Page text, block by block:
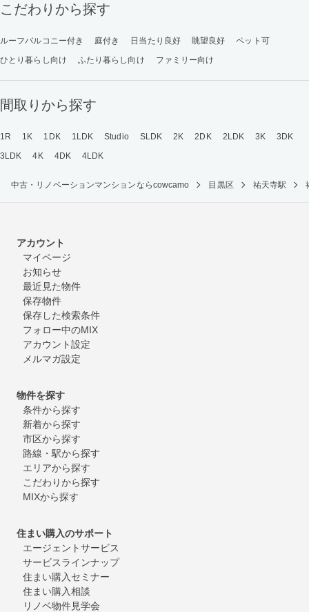
こだわりから探す
ルーフバルコニー付き 庭付き 日当たり良好 眺望良好
ペット可
ひとり暮らし向け
ふたり暮らし向け ファミリー向け
間取りから探す
1R 1K 1DK 1LDK Studio SLDK 2K 2DK 2LDK 3K
3DK
3LDK
4K 4DK 4LDK
中古・リノベーションマンションならcowcamo 目黒区 祐天寺駅
アカウント
マイページ
お知らせ
最近見た物件
保存物件
保存した検索条件
フォロー中のMIX
アカウント設定
メルマガ設定
物件を探す
条件から探す
新着から探す
市区から探す
路線・駅から探す
エリアから探す
こだわりから探す
MIXから探す
住まい購入のサポート
エージェントサービス
サービスラインナップ
住まい購入セミナー
住まい購入相談
リノベ物件見学会